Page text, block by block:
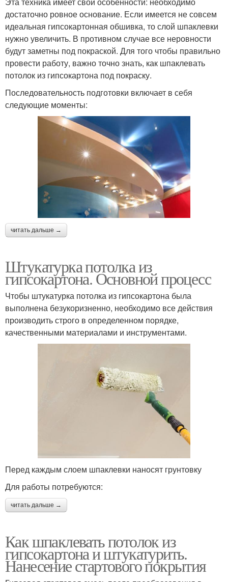
достаточно ровное основание. Если имеется не совсем
идеальная гипсокартонная обшивка, то слой шпаклевки
нужно увеличить. В противном случае все неровности
будут заметны под покраской. Для того чтобы правильно
провести работу, важно точно знать, как шпаклевать
потолок из гипсокартона под покраску.
Последовательность подготовки включает в себя
следующие моменты:
читать дальше →
Штукатурка потолка из
гипсокартона. Основной процесс
Чтобы штукатурка потолка из гипсокартона была
выполнена безукоризненно, необходимо все действия
производить строго в определенном порядке,
качественными материалами и инструментами.
Перед каждым слоем шпаклевки наносят грунтовку
Для работы потребуются:
читать дальше →
Как шпаклевать потолок из
гипсокартона и штукатурить.
Нанесение стартового покрытия